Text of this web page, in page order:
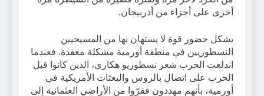
أخرى على أجزاء من أذربيجان.
يشكل حضور قوة لا يستهان بها من المسيحيين
النسطوريين في منطقة أورمية مشكلة معقدة. فعندما
اندلعت الحرب شعر نسطوريو هكاري، الذين كانوا قبل
الحرب على اتصال بالروس والبعثات الأمريكية في
أورمية، بأنهم مهددون ففرّوا من الأراضي العثمانية إلى